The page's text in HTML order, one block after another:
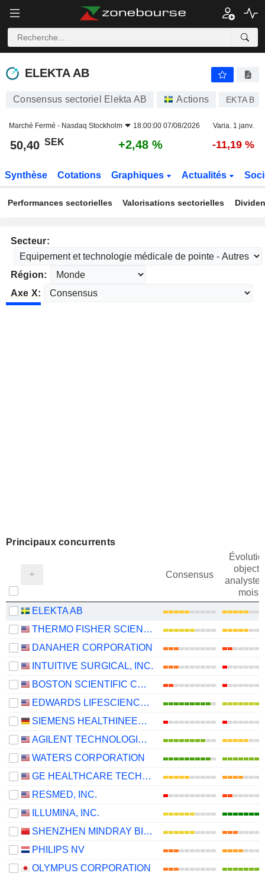
ELEKTA AB
ELEKTA AB
Consensus sectoriel Elekta AB Actions EKTA B
Marché Fermé - Nasdaq Stockholm 18:00:00 07/08/2026 Varia. 1 janv.
50,40 SEK +2,48 % -11,19 %
Synthèse Cotations Graphiques Actualités
Performances sectorielles Valorisations sectorielles
Secteur:
Région:
Axe X:
Principaux concurrents
Consensus
objectif
mois
ELEKTA AB
THERMO FISHER SCIENTIFIC, INC.
DANAHER CORPORATION
INTUITIVE SURGICAL, INC.
BOSTON SCIENTIFIC CORPORATION
EDWARDS LIFESCIENCES CORPORATION
SIEMENS HEALTHINEERS AG
AGILENT TECHNOLOGIES, INC.
WATERS CORPORATION
GE HEALTHCARE TECHNOLOGIES INC.
RESMED, INC.
ILLUMINA, INC.
SHENZHEN MINDRAY BIO-MEDICAL ELECTRONICS CO., LTD.
PHILIPS NV
OLYMPUS CORPORATION